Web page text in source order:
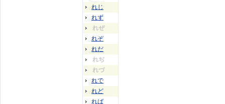
れじ
れず
れぜ
れぞ
れだ
れぢ
れづ
れで
れど
れば